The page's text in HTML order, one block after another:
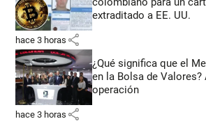
extraditado a EE. UU.
hace 3 horas share
¿Qué significa que el
en la Bolsa de
operación
hace 3 horas share